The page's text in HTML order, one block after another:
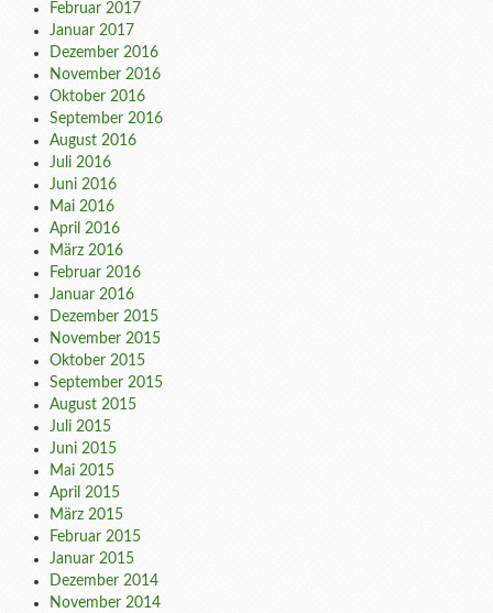
Februar 2017
Januar 2017
Dezember 2016
November 2016
Oktober 2016
September 2016
August 2016
Juli 2016
Juni 2016
Mai 2016
April 2016
März 2016
Februar 2016
Januar 2016
Dezember 2015
November 2015
Oktober 2015
September 2015
August 2015
Juli 2015
Juni 2015
Mai 2015
April 2015
März 2015
Februar 2015
Januar 2015
Dezember 2014
November 2014